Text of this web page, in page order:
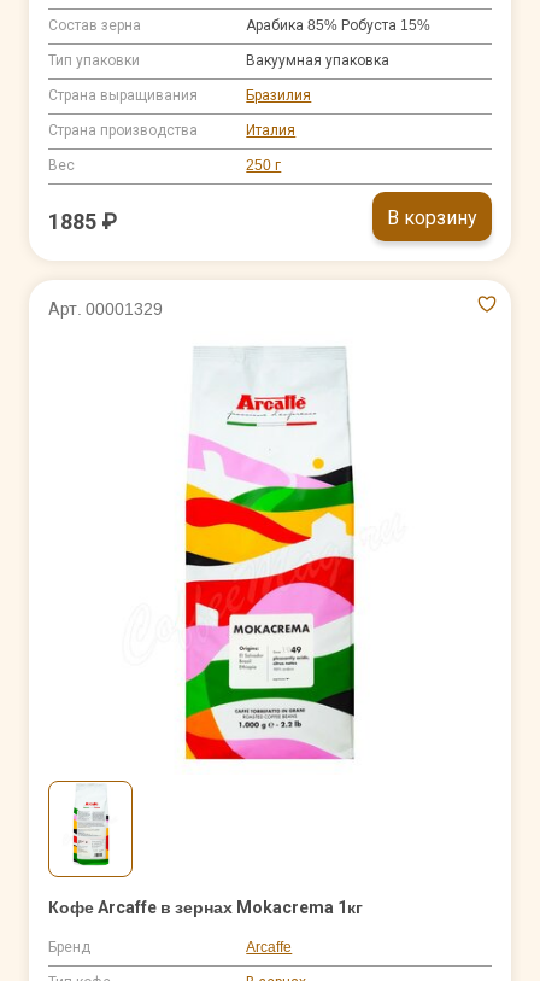
Состав зерна Арабика 85% Робуста 15%
Тип упаковки Вакуумная упаковка
Страна выращивания Бразилия
Страна производства Италия
Вес 250 г
1885 ₽ В корзину
Арт. 00001329
Кофе Arcaffe в зернах Mokacrema 1кг
Бренд Arcaffe